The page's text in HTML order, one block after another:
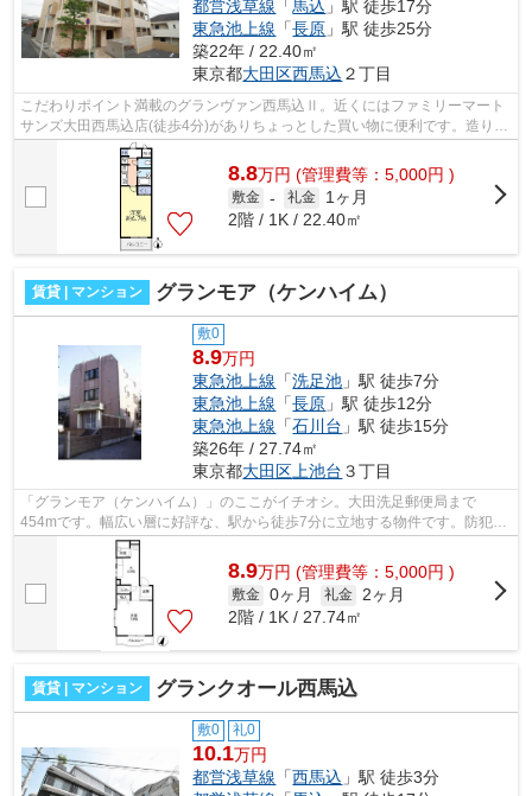
都営浅草線 「 馬込 」駅 徒歩17分
東急池上線 「長原 」駅 徒歩25分
築22年 / 22.40㎡
東京都大田区西馬込 ２丁目
こだわりポイント満載のグランヴァン西馬込Ⅱ。近くにはファミリーマート
サンズ大田西馬込店(徒歩4分)がありちょっとした買い物に便利です。造りと
デザインに関して、自信をもって情報...
8.8万円 (管理費等：5,000円 )
敷金 - 礼金
1ヶ月
2階 / 1K / 22.40㎡
賃貸 | マンション グランモア（ケンハイム）
敷0
8.9万円
東急池上線 「洗足池 」駅 徒歩7分
東急池上線 「長原 」駅 徒歩12分
東急池上線 「石川台 」駅 徒歩15分
築26年 / 27.74㎡
東京都大田区 上池台 ３丁目
「グランモア（ケンハイム）」のここがイチオシ。大田洗足郵便局まで
454mです。幅広い層に好評な、駅から徒歩7分に立地する物件です。防犯対
策もバッチリなマンションタイプの物件です...
8.9万円 (管理費等：5,000円 )
敷金 0ヶ月 礼金
2ヶ月
2階 / 1K / 27.74㎡
賃貸 | マンション グランクオール西馬込
敷0 礼0
10.1万円
都営浅草線 「西馬込 」駅 徒歩3分